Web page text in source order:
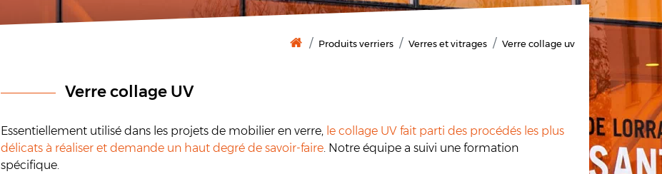
Produits verriers Verres et vitrages Verre collage uv
Verre collage UV
Essentiellement utilisé dans les projets de mobilier en verre, le collage UV fait parti des procédés les plus
délicats à réaliser et demande un haut degré de savoir-faire. Notre équipe a suivi une formation
spécifique.